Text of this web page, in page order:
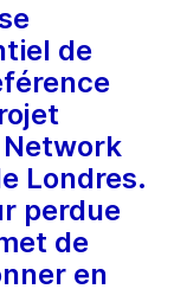
de
Londres.
perdue
de
en